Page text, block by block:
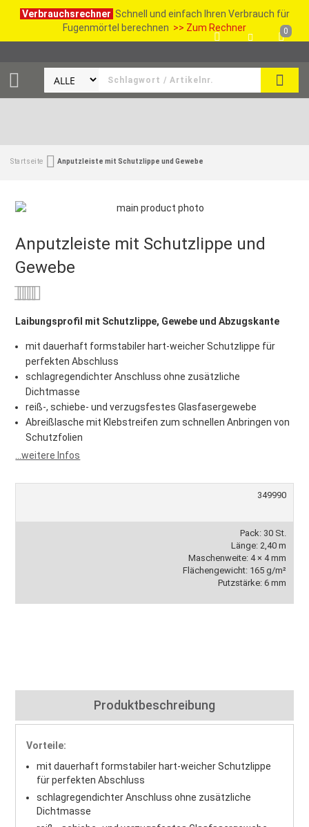
Verbrauchsrechner Schnell und einfach Ihren Verbrauch für
Fugenmörtel berechnen >> Zum Rechner
SUCHE
0
Startseite Anputzleiste mit Schutzlippe und Gewebe
Anputzleiste mit Schutzlippe und
Gewebe
Laibungsprofil mit Schutzlippe, Gewebe und Abzugskante
mit dauerhaft formstabiler hart-weicher Schutzlippe für
perfekten Abschluss
schlagregendichter Anschluss ohne zusätzliche
Dichtmasse
reiß-, schiebe- und verzugsfestes Glasfasergewebe
Abreißlasche mit Klebstreifen zum schnellen Anbringen von
Schutzfolien
...weitere Infos
349990
Pack: 30 St.
Länge: 2,40 m
Maschenweite: 4 × 4 mm
Flächengewicht: 165 g/m²
Putzstärke: 6 mm
Produktbeschreibung
Vorteile:
mit dauerhaft formstabiler hart-weicher Schutzlippe
für perfekten Abschluss
schlagregendichter Anschluss ohne zusätzliche
Dichtmasse